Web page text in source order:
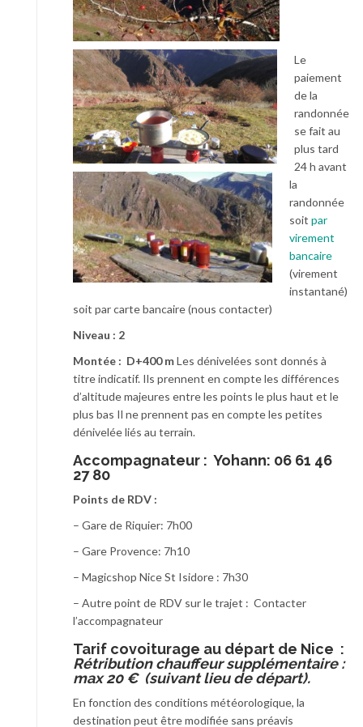
Le
paiement
de la
randonnée
se fait au
plus tard
24 h avant
la
randonnée
soit par
virement
bancaire
(virement
instantané)
soit par carte bancaire (nous contacter)
Niveau : 2
Montée : D+400 mLes dénivelées sont donnés à
titre indicatif. Ils prennent en compte les différences
d’altitude majeures entre les points le plus haut et le
plus bas Il ne prennent pas en compte les petites
dénivelée liés au terrain.
Accompagnateur : Yohann: 06 61 46
27 80
Points de RDV :
– Gare de Riquier: 7h00
– Gare Provence: 7h10
– Magicshop Nice St Isidore : 7h30
– Autre point de RDV sur le trajet : Contacter
l’accompagnateur
Tarif covoiturage au départ de Nice :
Rétribution chauffeur supplémentaire :
max 20 € (suivant lieu de départ).
En fonction des conditions météorologique, la
destination peut être modifiée sans préavis